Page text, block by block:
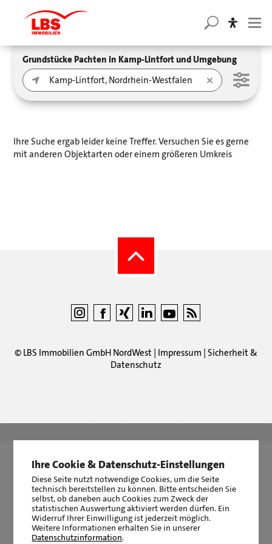
Grundstücke Pachten in Kamp-Lintfort und Umgebung
Ihre Suche ergab leider keine Treffer. Versuchen Sie es gerne
mit anderen Objektarten oder einem größeren Umkreis
© LBS Immobilien GmbH NordWest | Impressum | Sicherheit &
Datenschutz
|2511Bewertungen auf ProvenExpert.com
Ihre Cookie & Datenschutz-Einstellungen
Diese Seite nutzt notwendige Cookies, um die Seite
technisch bereitstellen zu können. Bitte entscheiden Sie
selbst, ob daneben auch Cookies zum Zweck der
statistischen Auswertung aktiviert werden dürfen. Ein
Widerruf Ihrer Einwilligung ist jederzeit möglich.
Weitere Informationen erhalten Sie in unserer
Datenschutzinformation.